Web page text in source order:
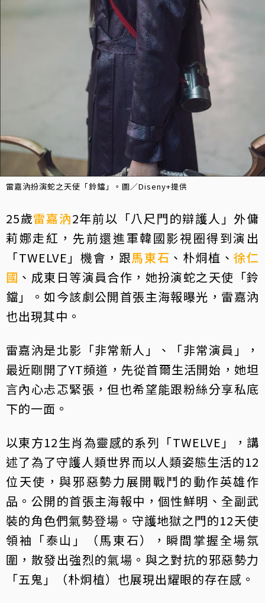
雷嘉汭扮演蛇之天使「鈴鐺」。圖／Diseny+提供
25歲雷嘉汭2年前以「八尺門的辯護人」外傭
莉娜走紅，先前還進軍韓國影視圈得到演出
「TWELVE」機會，跟馬東石 、朴烔植、徐仁
國 、成東日等演員合作，她扮演蛇之天使「鈴
鐺」。如今該劇公開首張主海報曝光，雷嘉汭
也出現其中。
雷嘉汭是北影「非常新人」、「非常演員」，
最近剛開了YT頻道，先從首爾生活開始，她坦
言內心忐忑緊張，但也希望能跟粉絲分享私底
下的一面。
以東方12生肖為靈感的系列「TWELVE」，講
述了為了守護人類世界而以人類姿態生活的12
位天使，與邪惡勢力展開戰鬥的動作英雄作
品。公開的首張主海報中，個性鮮明、全副武
裝的角色們氣勢登場。守護地獄之門的12天使
領袖「泰山」（馬東石），瞬間掌握全場氛
圍，散發出強烈的氣場。與之對抗的邪惡勢力
「五鬼」（朴炯植）也展現出耀眼的存在感。